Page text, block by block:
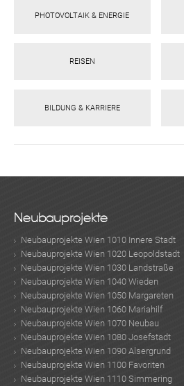
PHOTOVOLTAIK & ENERGIE
REISEN
BILDUNG & KARRIERE
Neubauprojekte
Neubauprojekte Wien 1010 Innere Stadt
Neubauprojekte Wien 1020 Leopoldstadt
Neubauprojekte Wien 1030 Landstraße
Neubauprojekte Wien 1040 Wieden
Neubauprojekte Wien 1050 Margareten
Neubauprojekte Wien 1060 Mariahilf
Neubauprojekte Wien 1070 Neubau
Neubauprojekte Wien 1080 Josefstadt
Neubauprojekte Wien 1090 Alsergrund
Neubauprojekte Wien 1100 Favoriten
Neubauprojekte Wien 1110 Simmering